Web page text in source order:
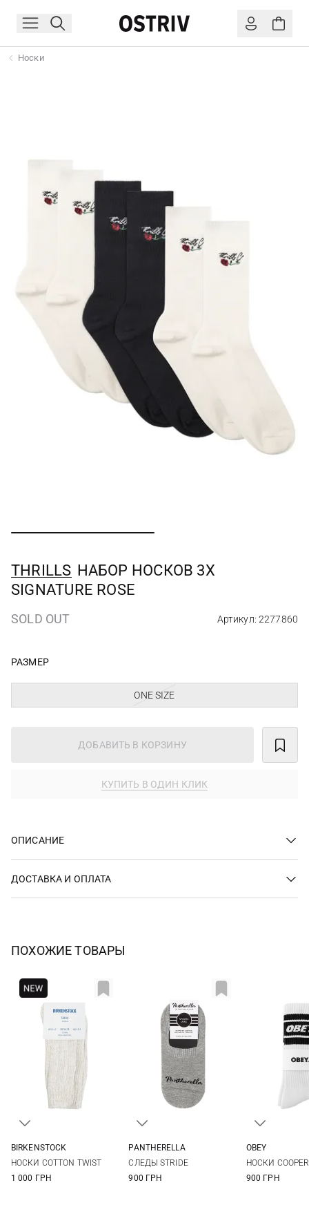
Носки
THRILLS НАБОР НОСКОВ 3Х
SIGNATURE ROSE
SOLD OUT Артикул: 2277860
РАЗМЕР
ONE SIZE
ДОБАВИТЬ В КОРЗИНУ
КУПИТЬ В ОДИН КЛИК
ОПИСАНИЕ
ДОСТАВКА И ОПЛАТА
ПОХОЖИЕ ТОВАРЫ
BIRKENSTOCK
НОСКИ COTTON TWIST
1 000 ГРН
PANTHERELLA
СЛЕДЫ STRIDE
900 ГРН
OBEY
НОСКИ
900 ГРН